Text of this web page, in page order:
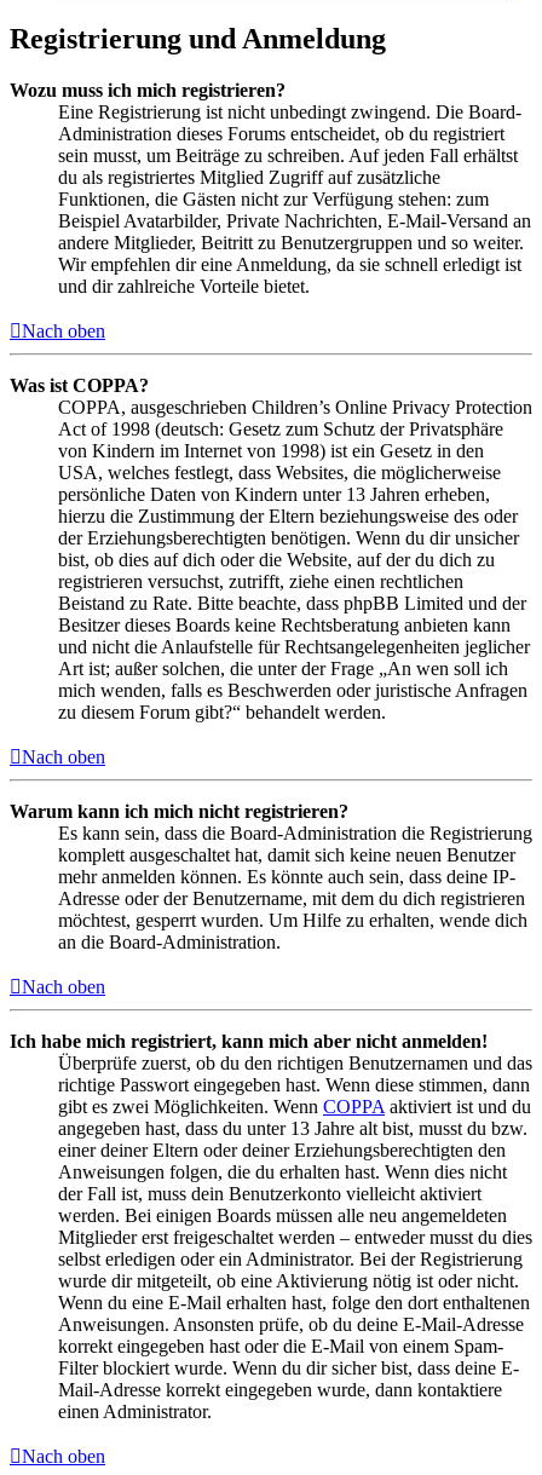
Registrierung und Anmeldung
Wozu muss ich mich registrieren?
Eine Registrierung ist nicht unbedingt zwingend. Die Board-
Administration dieses Forums entscheidet, ob du registriert
sein musst, um Beiträge zu schreiben. Auf jeden Fall erhältst
du als registriertes Mitglied Zugriff auf zusätzliche
Funktionen, die Gästen nicht zur Verfügung stehen: zum
Beispiel Avatarbilder, Private Nachrichten, E-Mail-Versand an
andere Mitglieder, Beitritt zu Benutzergruppen und so weiter.
Wir empfehlen dir eine Anmeldung, da sie schnell erledigt ist
und dir zahlreiche Vorteile bietet.
Nach oben
Was ist COPPA?
COPPA, ausgeschrieben Children’s Online Privacy Protection
Act of 1998 (deutsch: Gesetz zum Schutz der Privatsphäre
von Kindern im Internet von 1998) ist ein Gesetz in den
USA, welches festlegt, dass Websites, die möglicherweise
persönliche Daten von Kindern unter 13 Jahren erheben,
hierzu die Zustimmung der Eltern beziehungsweise des oder
der Erziehungsberechtigten benötigen. Wenn du dir unsicher
bist, ob dies auf dich oder die Website, auf der du dich zu
registrieren versuchst, zutrifft, ziehe einen rechtlichen
Beistand zu Rate. Bitte beachte, dass phpBB Limited und der
Besitzer dieses Boards keine Rechtsberatung anbieten kann
und nicht die Anlaufstelle für Rechtsangelegenheiten jeglicher
Art ist; außer solchen, die unter der Frage „An wen soll ich
mich wenden, falls es Beschwerden oder juristische Anfragen
zu diesem Forum gibt?“ behandelt werden.
Nach oben
Warum kann ich mich nicht registrieren?
Es kann sein, dass die Board-Administration die Registrierung
komplett ausgeschaltet hat, damit sich keine neuen Benutzer
mehr anmelden können. Es könnte auch sein, dass deine IP-
Adresse oder der Benutzername, mit dem du dich registrieren
möchtest, gesperrt wurden. Um Hilfe zu erhalten, wende dich
an die Board-Administration.
Nach oben
Ich habe mich registriert, kann mich aber nicht anmelden!
Überprüfe zuerst, ob du den richtigen Benutzernamen und das
richtige Passwort eingegeben hast. Wenn diese stimmen, dann
gibt es zwei Möglichkeiten. Wenn COPPA aktiviert ist und du
angegeben hast, dass du unter 13 Jahre alt bist, musst du bzw.
einer deiner Eltern oder deiner Erziehungsberechtigten den
Anweisungen folgen, die du erhalten hast. Wenn dies nicht
der Fall ist, muss dein Benutzerkonto vielleicht aktiviert
werden. Bei einigen Boards müssen alle neu angemeldeten
Mitglieder erst freigeschaltet werden – entweder musst du dies
selbst erledigen oder ein Administrator. Bei der Registrierung
wurde dir mitgeteilt, ob eine Aktivierung nötig ist oder nicht.
Wenn du eine E-Mail erhalten hast, folge den dort enthaltenen
Anweisungen. Ansonsten prüfe, ob du deine E-Mail-Adresse
korrekt eingegeben hast oder die E-Mail von einem Spam-
Filter blockiert wurde. Wenn du dir sicher bist, dass deine E-
Mail-Adresse korrekt eingegeben wurde, dann kontaktiere
einen Administrator.
Nach oben